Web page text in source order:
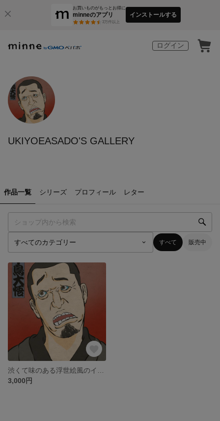
お買いものがもっとお得に
minneのアプリ
3万件以上
インストールする
ログイン
UKIYOEASADO'S GALLERY
作品一覧 シリーズ プロフィール レター
すべて 販売中
3,000円